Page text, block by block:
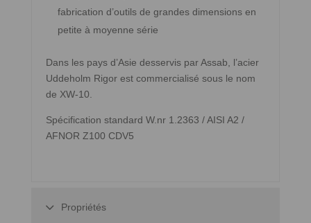
fabrication d’outils de grandes dimensions en
petite à moyenne série
Dans les pays d’Asie desservis par Assab, l’acier
Uddeholm Rigor est commercialisé sous le nom
de XW-10.
Spécification standard W.nr 1.2363 / AISI A2 /
AFNOR Z100 CDV5
Propriétés